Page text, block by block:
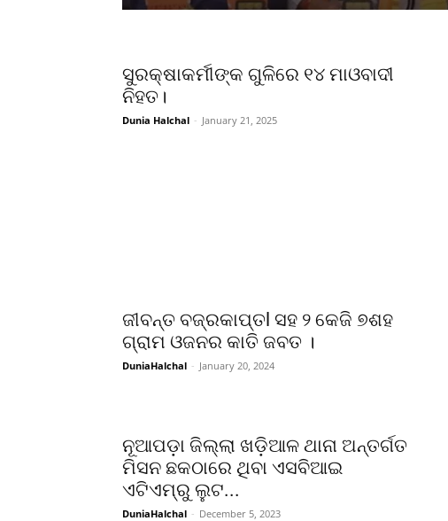
ସୁରକ୍ଷାକର୍ମୀଙ୍କ ଗୁଳିରେ ୧୪ ମାଓବାଦୀ
ନିହତ।
Dunia Halchal - January 21, 2025
ଜୀବନ୍ତ ବଜ୍ରକାପ୍ତl ସହ ୨ କେଜି ୭ଶହ
ଗ୍ରାମ ଓଜନର କାତି ଜବତ ।
DuniaHalchal - January 20, 2024
ନୂଆପଡ଼ା ଜିଲ୍ଲା ଖଡ଼ିଆଳ ଥାନା ଅନ୍ତର୍ଗତ
ମିସନ ଛକଠାରେ ଥିବା ଏସବିଆଇ
ଏଟିଏମ୍ରୁ ଲୁଟ...
DuniaHalchal - December 5, 2023